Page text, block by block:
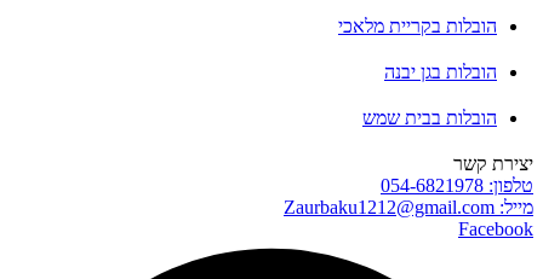
הובלות בקריית מלאכי
הובלות בגן יבנה
הובלות בבית שמש
יצירת קשר
טלפון: 054-6821978
מייל: Zaurbaku1212@gmail.com
Facebook